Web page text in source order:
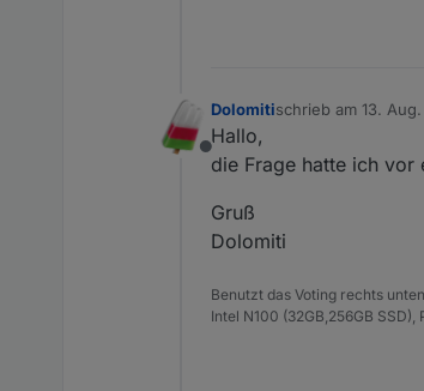
Offline
Dolomitischrieb am 13.
zuletzt editiert von
Hallo,
die Frage hatte ich vor
Gruß
Dolomiti
Benutzt das Voting rechts
Intel N100 (32GB,256GB